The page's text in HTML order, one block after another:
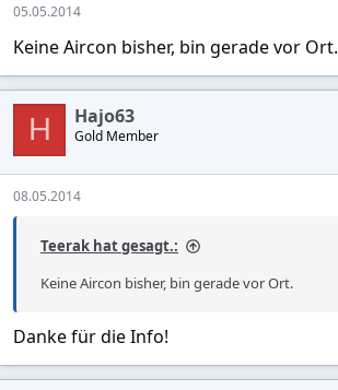
05.05.2014
Keine Aircon bisher, bin gerade vor Ort.
H Hajo63
Gold Member
08.05.2014
Teerak hat gesagt.:
Keine Aircon bisher, bin gerade vor Ort.
Danke für die Info!